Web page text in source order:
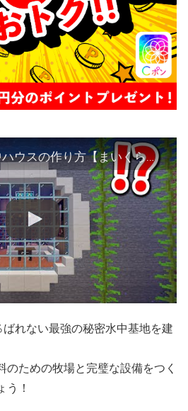
絶対にバレない水中ハウスの作り方【まいくら・マインクラフト】
れない最強の秘密水中基地を建
のための牧場と完璧な設備をつく
う！